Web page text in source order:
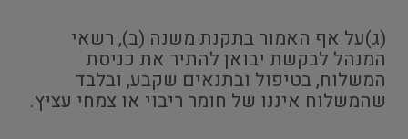
(ג)על אף האמור בתקנת משנה (ב), רשאי
המנהל לבקשת יבואן להתיר את כניסת
המשלוח, בטיפול ובתנאים שקבע, ובלבד
שהמשלוח איננו של חומר ריבוי או צמחי עציץ.